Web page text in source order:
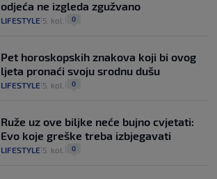
odjeća ne izgleda zgužvano
LIFESTYLE 5. kol. 0
Pet horoskopskih znakova koji bi ovog
ljeta pronaći svoju srodnu dušu
LIFESTYLE 5. kol. 0
Ruže uz ove biljke neće bujno cvjetati:
Evo koje greške treba izbjegavati
LIFESTYLE 5. kol. 0